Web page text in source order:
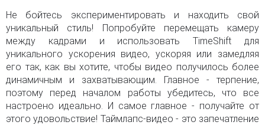
Не бойтесь экспериментировать и находить свой
уникальный стиль! Попробуйте перемещать камеру
между кадрами и использовать TimeShift для
уникального ускорения видео, ускоряя или замедляя
его так, как вы хотите, чтобы видео получилось более
динамичным и захватывающим. Главное - терпение,
поэтому перед началом работы убедитесь, что все
настроено идеально. И самое главное - получайте от
этого удовольствие! Таймлапс-видео - это запечатление